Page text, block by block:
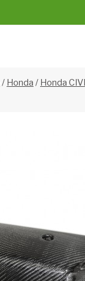
/ Honda / Honda